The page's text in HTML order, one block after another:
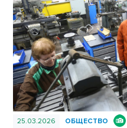
25.03.2026 ОБЩЕСТВО